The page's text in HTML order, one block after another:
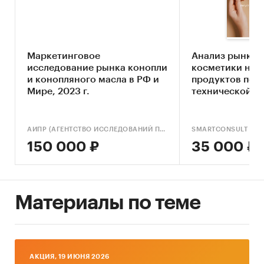
Отчет содержит 23 таблицы и 48 графиков.
Язык отчета – русский.
Категории: Сельское хозяйство
Маркетинговое
исследование рынка конопли
и конопляного масла в РФ и
Мире, 2023 г.
АИПР (АГЕНТСТВО ИССЛЕДОВАНИЙ ПРОМЫШЛЕННЫХ И ПОТРЕБИТЕЛЬСКИХ РЫНКОВ)
150 000 ₽
Анализ рынка
косметики на
продуктов
технической
SMARTCONSULT
35 000 ₽
Материалы по теме
AКЦИЯ, 19 ИЮНЯ 2026